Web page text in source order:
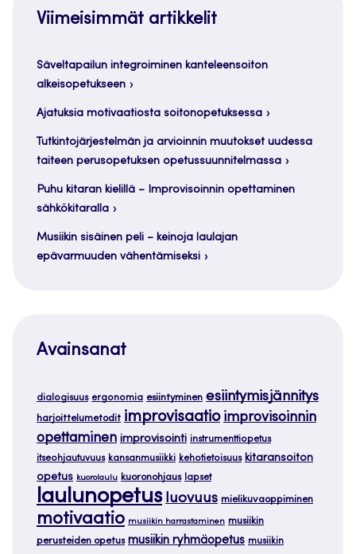
Viimeisimmät artikkelit
Säveltapailun integroiminen kanteleensoiton
alkeisopetukseen
Ajatuksia motivaatiosta soitonopetuksessa
Tutkintojärjestelmän ja arvioinnin muutokset uudessa
taiteen perusopetuksen opetussuunnitelmassa
Puhu kitaran kielillä – Improvisoinnin opettaminen
sähkökitaralla
Musiikin sisäinen peli – keinoja laulajan
epävarmuuden vähentämiseksi
Avainsanat
dialogisuus ergonomia esiintyminen esiintymisjännitys
harjoittelumetodit improvisaatio improvisoinnin
opettaminen improvisointi instrumenttiopetus
itseohjautuvuus kansanmusiikki kehotietoisuus kitaransoiton
opetus kuorolaulu kuoronohjaus lapset
laulunopetus luovuus mielikuvaoppiminen
motivaatio musiikin harrastaminen musiikin
perusteiden opetus musiikin ryhmäopetus musiikin